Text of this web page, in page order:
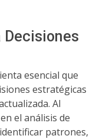
esencial que
estratégicas
Al
en el análisis de
patrones,